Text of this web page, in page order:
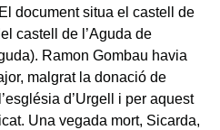
document situa el castell de
castell de l’Aguda de
Ramon Gombau havia
malgrat la donació de
d’Urgell i per aquest
Una vegada mort, Sicarda,